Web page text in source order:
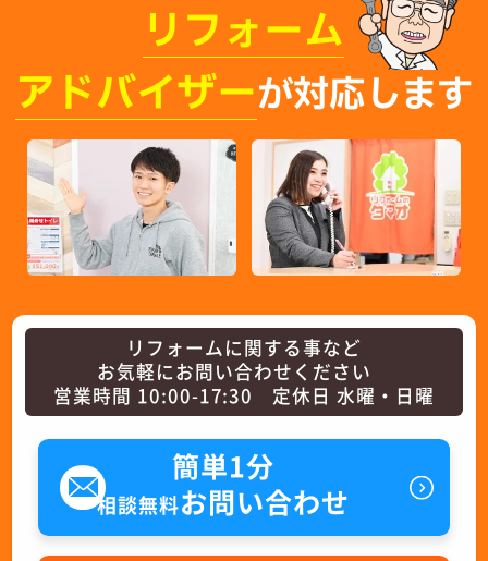
リフォーム
アドバイザーが対応します
リフォームに関する事など
お気軽にお問い合わせください
営業時間 10:00-17:30 定休日 水曜・日曜
簡単1分
相談無料お問い合わせ